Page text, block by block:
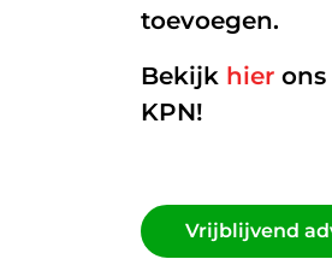
Zakelijk
Interne
toevoegen.
Bekijk hier
KPN!
Vrijblijvend